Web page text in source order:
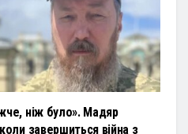
ніж було». Мадяр
завершиться війна з